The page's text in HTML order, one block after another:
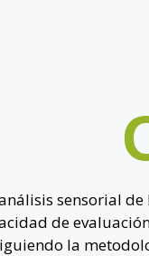
sensorial
de
la